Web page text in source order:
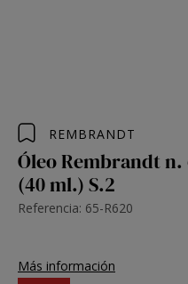
REMBRANDT
Óleo Rembrandt
(40 ml.) S.2
Referencia: 65-R620
Más información